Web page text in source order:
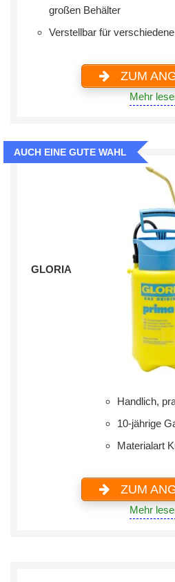
großen Behälter
Verstellbar für
ZUM
Mehr
AUCH EINE GUTE WAHL
GLORIA
Handlich,
10-jährige
Materialart
ZUM
Mehr